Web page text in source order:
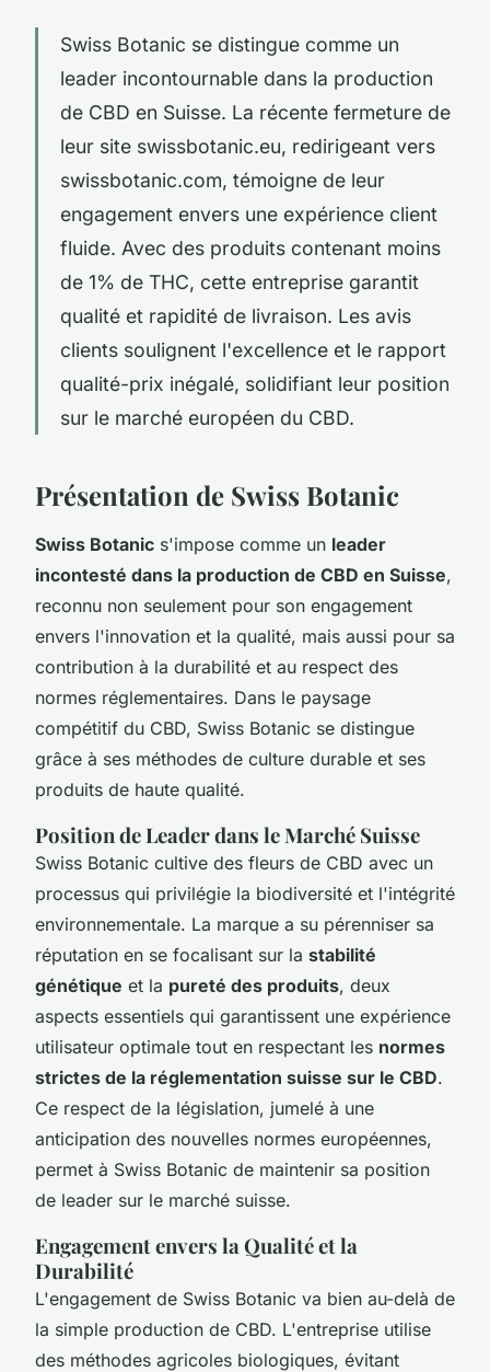
Swiss Botanic se distingue comme un
leader incontournable dans la production
de CBD en Suisse. La récente fermeture de
leur site swissbotanic.eu, redirigeant vers
swissbotanic.com, témoigne de leur
engagement envers une expérience client
fluide. Avec des produits contenant moins
de 1% de THC, cette entreprise garantit
qualité et rapidité de livraison. Les avis
clients soulignent l'excellence et le rapport
qualité-prix inégalé, solidifiant leur position
sur le marché européen du CBD.
Présentation de Swiss Botanic
Swiss Botanic s'impose comme un leader
incontesté dans la production de CBD en Suisse,
reconnu non seulement pour son engagement
envers l'innovation et la qualité, mais aussi pour sa
contribution à la durabilité et au respect des
normes réglementaires. Dans le paysage
compétitif du CBD, Swiss Botanic se distingue
grâce à ses méthodes de culture durable et ses
produits de haute qualité.
Position de Leader dans le Marché Suisse
Swiss Botanic cultive des fleurs de CBD avec un
processus qui privilégie la biodiversité et l'intégrité
environnementale. La marque a su pérenniser sa
réputation en se focalisant sur la stabilité
génétique et la pureté des produits, deux
aspects essentiels qui garantissent une expérience
utilisateur optimale tout en respectant les normes
strictes de la réglementation suisse sur le CBD.
Ce respect de la législation, jumelé à une
anticipation des nouvelles normes européennes,
permet à Swiss Botanic de maintenir sa position
de leader sur le marché suisse.
Engagement envers la Qualité et la
Durabilité
L'engagement de Swiss Botanic va bien au-delà de
la simple production de CBD. L'entreprise utilise
des méthodes agricoles biologiques, évitant